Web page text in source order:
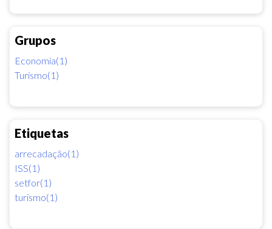
Grupos
Economia(1)
Turismo(1)
Etiquetas
arrecadação(1)
ISS(1)
setfor(1)
turismo(1)